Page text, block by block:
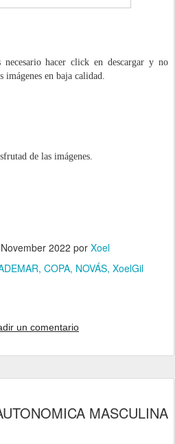
necesario hacer click en descargar y no
imágenes en baja calidad.
de las imágenes.
2022 por Xoel
COPA NOVÁS XoelGil
un comentario
MASCULINA